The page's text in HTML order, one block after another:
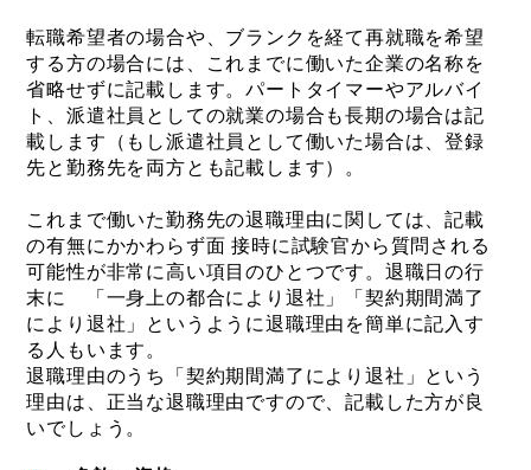
転職希望者の場合や、ブランクを経て再就職を希望
する方の場合には、これまでに働いた企業の名称を
省略せずに記載します。パートタイマーやアルバイ
ト、派遣社員としての就業の場合も長期の場合は記
載します（もし派遣社員として働いた場合は、登録
先と勤務先を両方とも記載します）。
これまで働いた勤務先の退職理由に関しては、記載
の有無にかかわらず面 接時に試験官から質問される
可能性が非常に高い項目のひとつです。退職日の行
末に 「一身上の都合により退社」「契約期間満了
により退社」というように退職理由を簡単に記入す
る人もいます。
退職理由のうち「契約期間満了により退社」という
理由は、正当な退職理由ですので、記載した方が良
いでしょう 。